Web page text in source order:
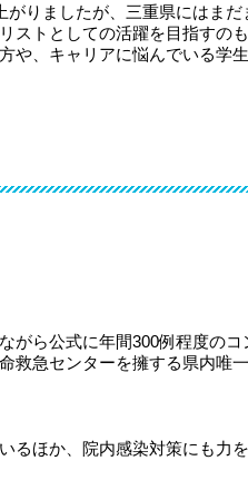
りましたが、三重県にはま
トとしての活躍を目指すの
、キャリアに悩んでいる学
ら公式に年間300例程度の
急センターを擁する県内唯
ほか、院内感染対策にも力